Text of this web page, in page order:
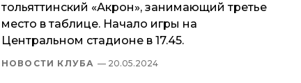
тольяттинский «Акрон», занимающий третье
место в таблице. Начало игры на
Центральном стадионе в 17.45.
НОВОСТИ КЛУБА — 20.05.2024